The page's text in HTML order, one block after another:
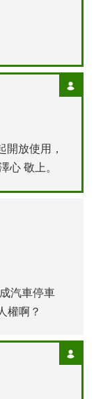
放使用，
心 敬上。
汽車停車
權啊？